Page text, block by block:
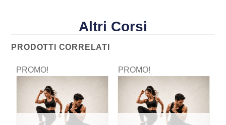
Altri Corsi
PRODOTTI CORRELATI
PROMO! PROMO!